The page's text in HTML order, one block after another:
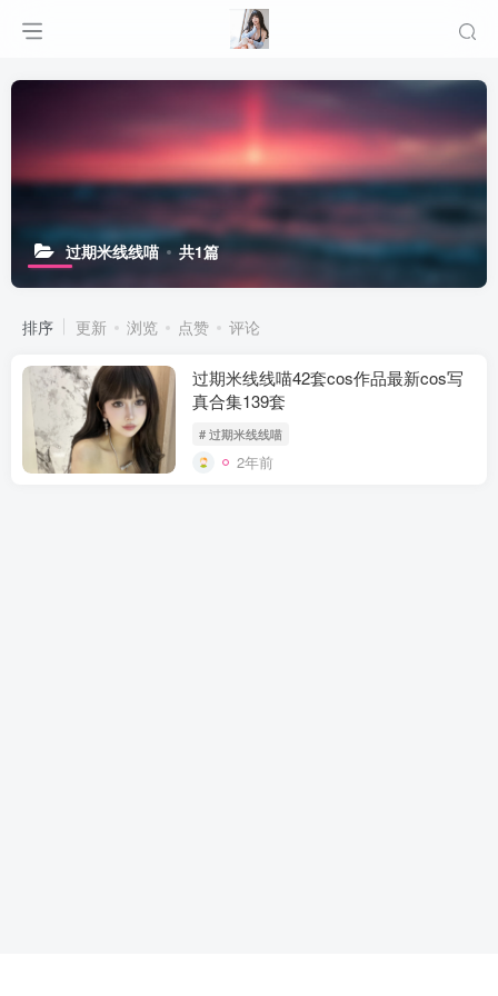
过期米线线喵 共1篇
排序 更新 浏览 点赞 评论
过期米线线喵42套cos作品最新cos写
真合集139套
# 过期米线线喵
2年前